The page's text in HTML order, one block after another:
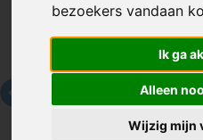
bezoekers vandaan
Ik ga
Alleen
Wijzig mijn